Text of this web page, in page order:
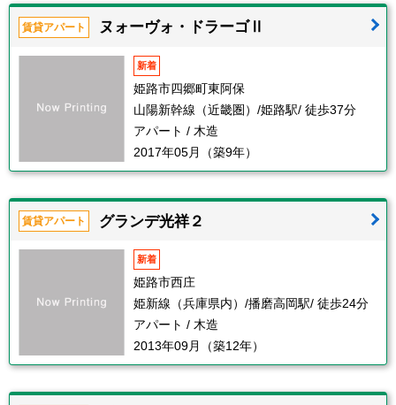
賃貸アパート ヌォーヴォ・ドラーゴⅡ
新着
姫路市四郷町東阿保
山陽新幹線（近畿圏）/姫路駅/ 徒歩37分
アパート / 木造
2017年05月（築9年）
賃貸アパート グランデ光祥２
新着
姫路市西庄
姫新線（兵庫県内）/播磨高岡駅/ 徒歩24分
アパート / 木造
2013年09月（築12年）